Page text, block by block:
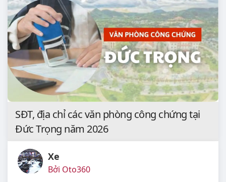
SĐT, địa chỉ các văn phòng công chứng tại
Đức Trọng năm 2026
Xe
Bởi Oto360